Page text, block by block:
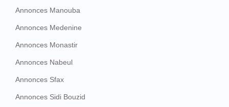
Annonces Manouba
Annonces Medenine
Annonces Monastir
Annonces Nabeul
Annonces Sfax
Annonces Sidi Bouzid